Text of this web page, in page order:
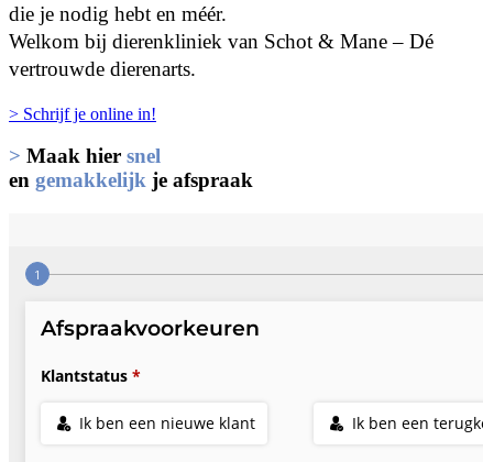
die je nodig hebt en méér.
Welkom bij dierenkliniek van Schot & Mane – Dé
vertrouwde dierenarts.
> Schrijf je online in!
> Maak hier snel
en gemakkelijk je afspraak